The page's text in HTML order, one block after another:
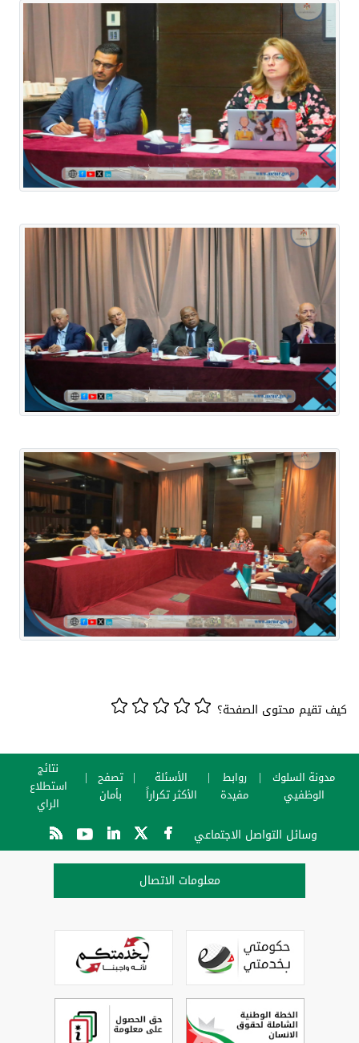
كيف تقيم محتوى الصفحة؟
مدونة السلوك
الوظفيي
روابط
مفيدة
الأسئلة
الأكثر تكراراً
تصفح
بأمان
نتائج
استطلاع
الراي
وسائل التواصل الاجتماعي
معلومات الاتصال